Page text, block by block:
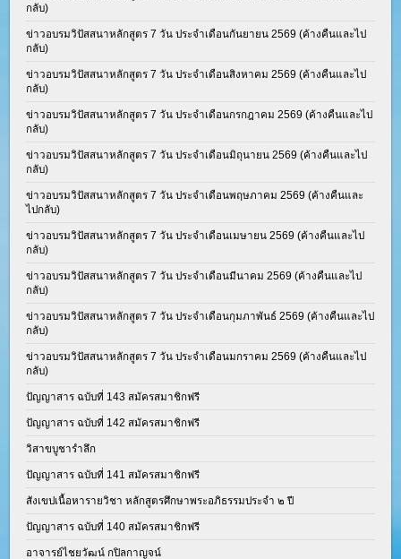
กลับ)
ข่าวอบรมวิปัสสนาหลักสูตร 7 วัน ประจำเดือนกันยายน 2569 (ค้างคืนและไป
กลับ)
ข่าวอบรมวิปัสสนาหลักสูตร 7 วัน ประจำเดือนสิงหาคม 2569 (ค้างคืนและไป
กลับ)
ข่าวอบรมวิปัสสนาหลักสูตร 7 วัน ประจำเดือนกรกฎาคม 2569 (ค้างคืนและไป
กลับ)
ข่าวอบรมวิปัสสนาหลักสูตร 7 วัน ประจำเดือนมิถุนายน 2569 (ค้างคืนและไป
กลับ)
ข่าวอบรมวิปัสสนาหลักสูตร 7 วัน ประจำเดือนพฤษภาคม 2569 (ค้างคืนและ
ไปกลับ)
ข่าวอบรมวิปัสสนาหลักสูตร 7 วัน ประจำเดือนเมษายน 2569 (ค้างคืนและไป
กลับ)
ข่าวอบรมวิปัสสนาหลักสูตร 7 วัน ประจำเดือนมีนาคม 2569 (ค้างคืนและไป
กลับ)
ข่าวอบรมวิปัสสนาหลักสูตร 7 วัน ประจำเดือนกุมภาพันธ์ 2569 (ค้างคืนและไป
กลับ)
ข่าวอบรมวิปัสสนาหลักสูตร 7 วัน ประจำเดือนมกราคม 2569 (ค้างคืนและไป
กลับ)
ปัญญาสาร ฉบับที่ 143 สมัครสมาชิกฟรี
ปัญญาสาร ฉบับที่ 142 สมัครสมาชิกฟรี
วิสาขบูชารำลึก
ปัญญาสาร ฉบับที่ 141 สมัครสมาชิกฟรี
สังเขปเนื้อหารายวิชา หลักสูตรศึกษาพระอภิธรรมประจำ ๒ ปี
ปัญญาสาร ฉบับที่ 140 สมัครสมาชิกฟรี
อาจารย์ไชยวัฒน์ กปิลกาญจน์